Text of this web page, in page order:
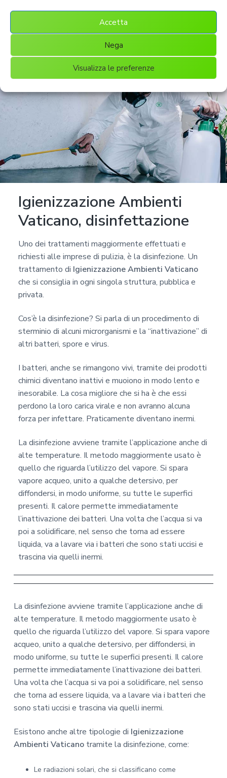
Accetta
Nega
Visualizza le preferenze
degli interventi d’Igienizzazione Ambienti Vaticano.
Igienizzazione Ambienti
Vaticano, disinfettazione
Uno dei trattamenti maggiormente effettuati e
richiesti alle imprese di pulizia, è la disinfezione. Un
trattamento di Igienizzazione Ambienti Vaticano
che si consiglia in ogni singola struttura, pubblica e
privata.
Cos’è la disinfezione? Si parla di un procedimento di
sterminio di alcuni microrganismi e la “inattivazione” di
altri batteri, spore e virus.
I batteri, anche se rimangono vivi, tramite dei prodotti
chimici diventano inattivi e muoiono in modo lento e
inesorabile. La cosa migliore che si ha è che essi
perdono la loro carica virale e non avranno alcuna
forza per infettare. Praticamente diventano inermi.
La disinfezione avviene tramite l’applicazione anche di
alte temperature. Il metodo maggiormente usato è
quello che riguarda l’utilizzo del vapore. Si spara
vapore acqueo, unito a qualche detersivo, per
diffondersi, in modo uniforme, su tutte le superfici
presenti. Il calore permette immediatamente
l’inattivazione dei batteri. Una volta che l’acqua si va
poi a solidificare, nel senso che torna ad essere
liquida, va a lavare via i batteri che sono stati uccisi e
trascina via quelli inermi.
La disinfezione avviene tramite l’applicazione anche di
alte temperature. Il metodo maggiormente usato è
quello che riguarda l’utilizzo del vapore. Si spara vapore
acqueo, unito a qualche detersivo, per diffondersi, in
modo uniforme, su tutte le superfici presenti. Il calore
permette immediatamente l’inattivazione dei batteri.
Una volta che l’acqua si va poi a solidificare, nel senso
che torna ad essere liquida, va a lavare via i batteri che
sono stati uccisi e trascina via quelli inermi.
Esistono anche altre tipologie di Igienizzazione
Ambienti Vaticanotramite la disinfezione, come:
Le radiazioni solari, che si classificano come